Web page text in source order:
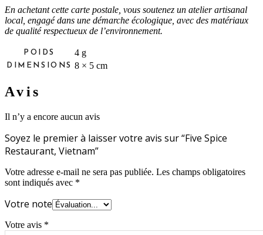
En achetant cette carte postale, vous soutenez un atelier artisanal
local, engagé dans une démarche écologique, avec des matériaux
de qualité respectueux de l’environnement.
POIDS 4 g
DIMENSIONS 8 × 5 cm
Avis
Il n’y a encore aucun avis
Soyez le premier à laisser votre avis sur “Five Spice
Restaurant, Vietnam”
Votre adresse e-mail ne sera pas publiée. Les champs obligatoires
sont indiqués avec *
Votre note
Votre avis *